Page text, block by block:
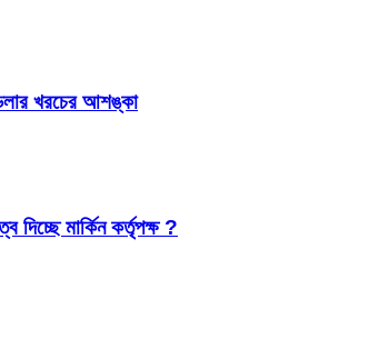
ডলার খরচের আশঙ্কা
মার্কিন কর্তৃপক্ষ ?